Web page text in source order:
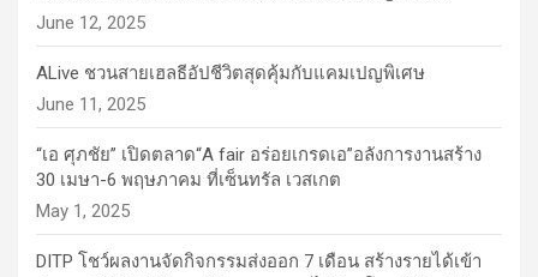
June 12, 2025
ALive ชวนสายเฮลธีอัปชีวิตสุดคุ้มกับแคมเปญพิเศษ
June 11, 2025
“เอ ศุภชัย” เปิดตลาด“A fair อร่อยเกรดเอ”อลังการงานสร้าง
30 เมษา-6 พฤษภาคม ที่เซ็นทรัล เวสเกต
May 1, 2025
DITP โชว์ผลงานจัดกิจกรรมส่งออก 7 เดือน สร้างรายได้เข้า